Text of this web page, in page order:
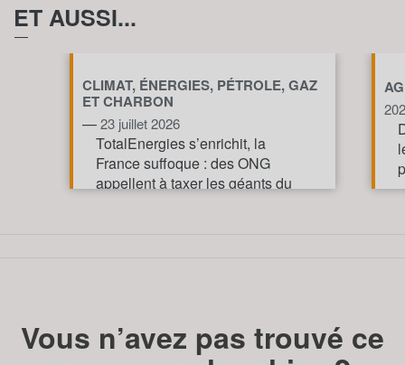
ET AUSSI...
CLIMAT, ÉNERGIES, PÉTROLE, GAZ
ET CHARBON
—23 juillet 2026
TotalEnergies s’enrichit, la
France suffoque : des ONG
appellent à taxer les géants du
Vous n’avez pas trouvé ce